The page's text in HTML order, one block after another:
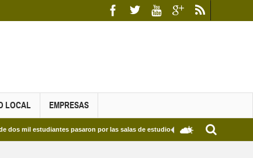
LOCAL EMPRESAS
pasaron por las salas de estudio de las Bibliotecas Municipales y del